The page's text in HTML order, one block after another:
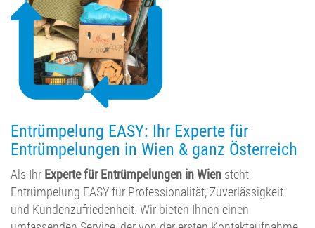
Entrümpelung EASY: Ihr Experte für
Entrümpelungen in Wien & ganz Österreich
Als Ihr Experte für Entrümpelungen in Wien steht
Entrümpelung EASY für Professionalität, Zuverlässigkeit
und Kundenzufriedenheit. Wir bieten Ihnen einen